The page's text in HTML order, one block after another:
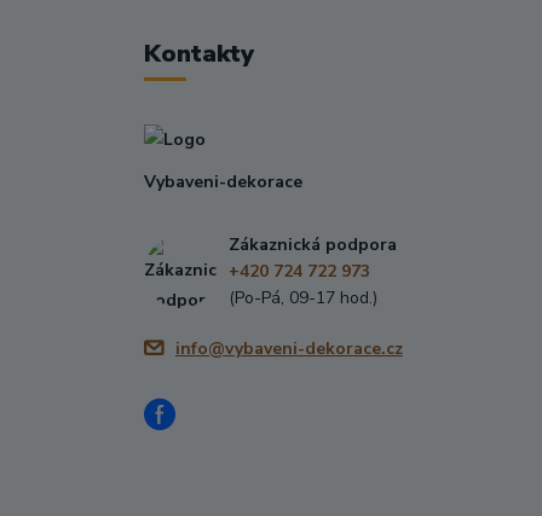
Kontakty
Vybaveni-dekorace
Zákaznická podpora
+420 724 722 973
(Po-Pá, 09-17 hod.)
info@vybaveni-dekorace.cz